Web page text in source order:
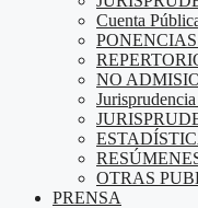
Cuenta
NO
OTRAS
PRENSA